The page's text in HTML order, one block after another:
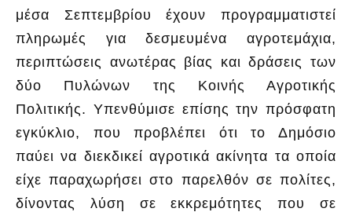
μέσα Σεπτεμβρίου έχουν προγραμματιστεί
πληρωμές για δεσμευμένα αγροτεμάχια,
περιπτώσεις ανωτέρας βίας και δράσεις των
δύο Πυλώνων της Κοινής Αγροτικής
Πολιτικής. Υπενθύμισε επίσης την πρόσφατη
εγκύκλιο, που προβλέπει ότι το Δημόσιο
παύει να διεκδικεί αγροτικά ακίνητα τα οποία
είχε παραχωρήσει στο παρελθόν σε πολίτες,
δίνοντας λύση σε εκκρεμότητες που σε